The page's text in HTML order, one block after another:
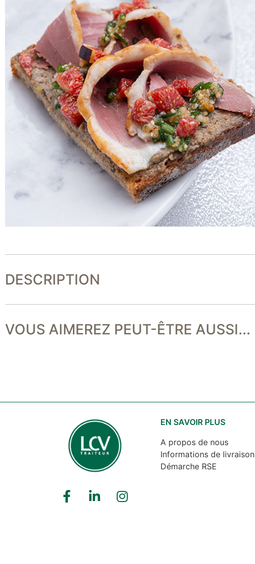
DESCRIPTION
VOUS AIMEREZ PEUT-ÊTRE AUSSI...
EN SAVOIR PLUS
A propos de nous
Informations de livraison
Démarche RSE